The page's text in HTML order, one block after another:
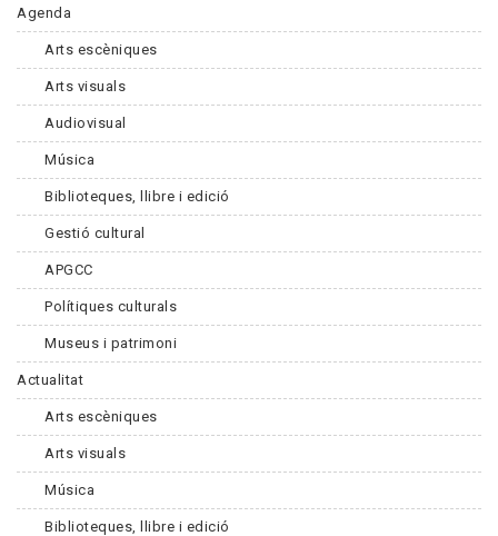
Agenda
Arts escèniques
Arts visuals
Audiovisual
Música
Biblioteques, llibre i edició
Gestió cultural
APGCC
Polítiques culturals
Museus i patrimoni
Actualitat
Arts escèniques
Arts visuals
Música
Biblioteques, llibre i edició